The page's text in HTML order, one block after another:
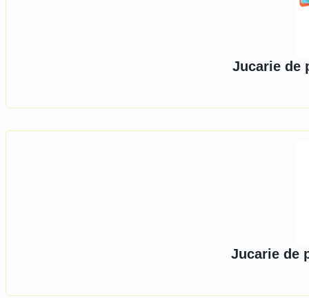
Jucarie de
Jucarie de